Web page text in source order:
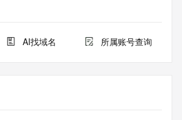
AI找域名 所属账号查询